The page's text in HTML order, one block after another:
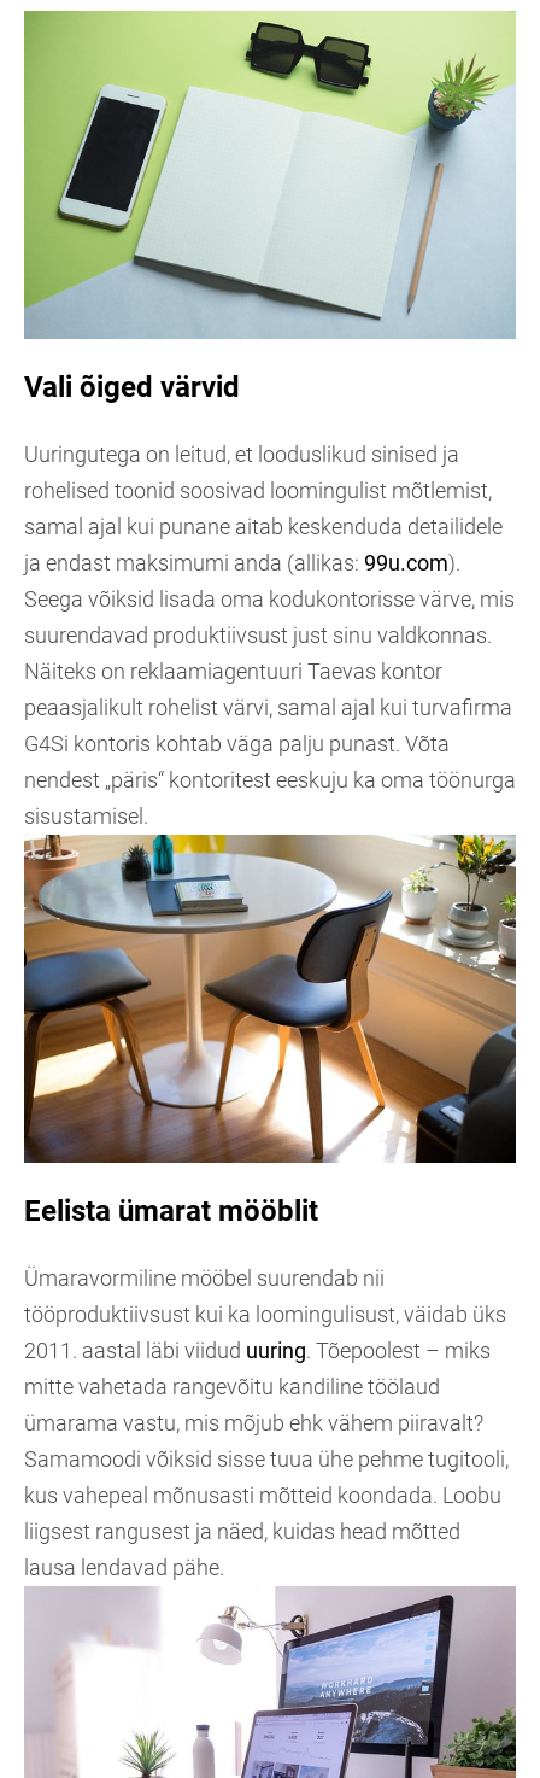
Vali õiged värvid
Uuringutega on leitud, et looduslikud sinised ja
rohelised toonid soosivad loomingulist mõtlemist,
samal ajal kui punane aitab keskenduda detailidele
ja endast maksimumi anda (allikas: 99u.com).
Seega võiksid lisada oma kodukontorisse värve, mis
suurendavad produktiivsust just sinu valdkonnas.
Näiteks on reklaamiagentuuri Taevas kontor
peaasjalikult rohelist värvi, samal ajal kui turvafirma
G4Si kontoris kohtab väga palju punast. Võta
nendest „päris“ kontoritest eeskuju ka oma töönurga
sisustamisel.
Eelista ümarat mööblit
Ümaravormiline mööbel suurendab nii
tööproduktiivsust kui ka loomingulisust, väidab üks
2011. aastal läbi viidud uuring. Tõepoolest – miks
mitte vahetada rangevõitu kandiline töölaud
ümarama vastu, mis mõjub ehk vähem piiravalt?
Samamoodi võiksid sisse tuua ühe pehme tugitooli,
kus vahepeal mõnusasti mõtteid koondada. Loobu
liigsest rangusest ja näed, kuidas head mõtted
lausa lendavad pähe.